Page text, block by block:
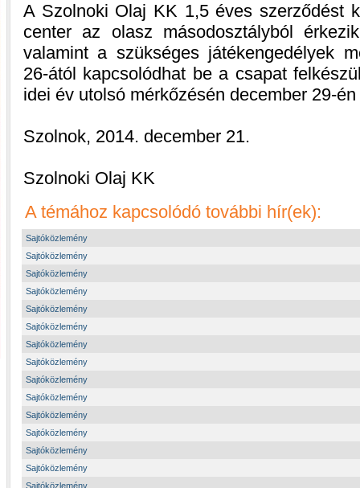
A Szolnoki Olaj KK 1,5 éves szerződést
center az olasz másodosztályból
valamint a szükséges játékengedélyek
26-ától kapcsolódhat be a csapat
idei év utolsó mérkőzésén december 29-
Szolnok, 2014. december 21.
Szolnoki Olaj KK
A témához kapcsolódó további hír(ek):
Sajtóközlemény
Sajtóközlemény
Sajtóközlemény
Sajtóközlemény
Sajtóközlemény
Sajtóközlemény
Sajtóközlemény
Sajtóközlemény
Sajtóközlemény
Sajtóközlemény
Sajtóközlemény
Sajtóközlemény
Sajtóközlemény
Sajtóközlemény
Sajtóközlemény